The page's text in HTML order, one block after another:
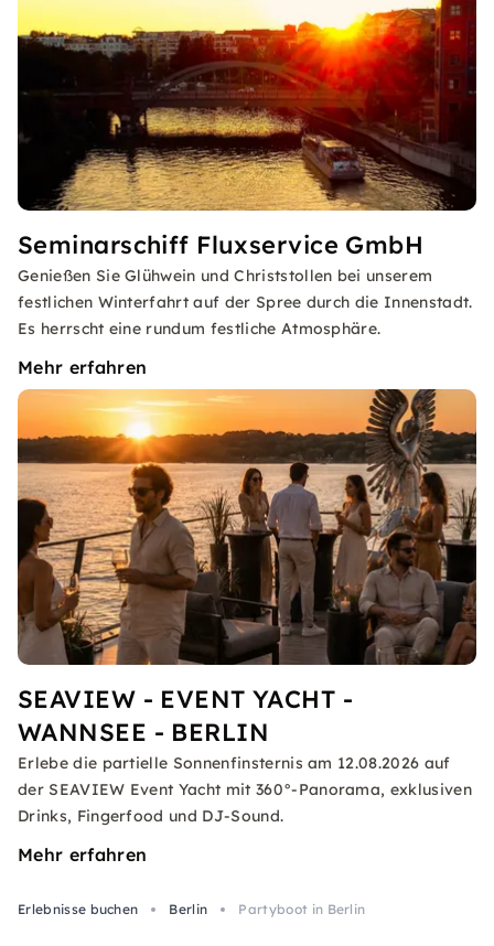
Seminarschiff Fluxservice GmbH
Genießen Sie Glühwein und Christstollen bei unserem
festlichen Winterfahrt auf der Spree durch die Innenstadt.
Es herrscht eine rundum festliche Atmosphäre.
Mehr erfahren
SEAVIEW - EVENT YACHT -
WANNSEE - BERLIN
Erlebe die partielle Sonnenfinsternis am 12.08.2026 auf
der SEAVIEW Event Yacht mit 360°-Panorama, exklusiven
Drinks, Fingerfood und DJ-Sound.
Mehr erfahren
Erlebnisse buchen Berlin Partyboot in Berlin